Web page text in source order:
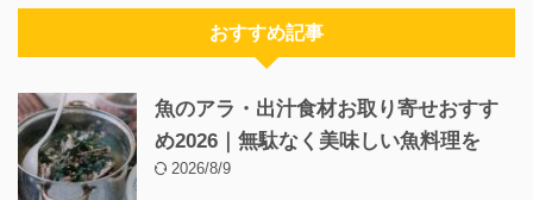
おすすめ記事
魚のアラ・出汁食材お取り寄せおすす
め2026｜無駄なく美味しい魚料理を
2026/8/9